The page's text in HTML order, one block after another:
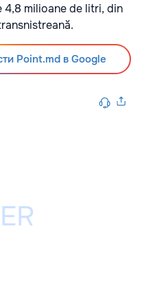
milioane de litri, din
Point.md в Google